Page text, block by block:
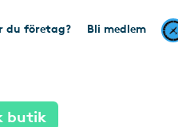
du företag? Bli medlem
butik